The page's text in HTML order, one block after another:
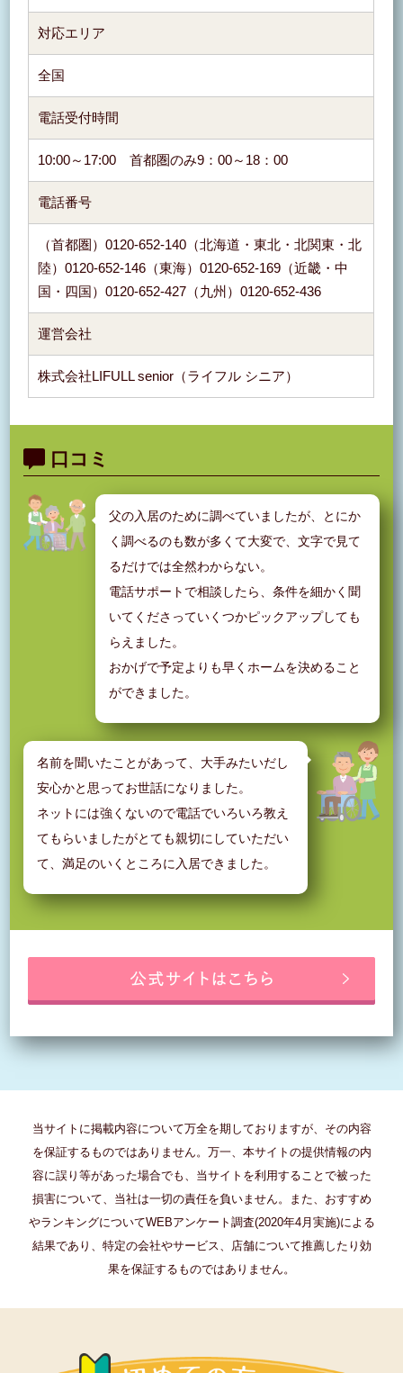
対応エリア
全国
電話受付時間
10:00～17:00 首都圏のみ9：00～18：00
電話番号
（首都圏）0120-652-140（北海道・東北・北関東・北
陸）0120-652-146（東海）0120-652-169（近畿・中
国・四国）0120-652-427（九州）0120-652-436
運営会社
株式会社LIFULL senior（ライフル シニア）
口コミ
父の入居のために調べていましたが、とにか
く調べるのも数が多くて大変で、文字で見て
るだけでは全然わからない。
電話サポートで相談したら、条件を細かく聞
いてくださっていくつかピックアップしても
らえました。
おかげで予定よりも早くホームを決めること
ができました。
名前を聞いたことがあって、大手みたいだし
安心かと思ってお世話になりました。
ネットには強くないので電話でいろいろ教え
てもらいましたがとても親切にしていただい
て、満足のいくところに入居できました。
当サイトに掲載内容について万全を期しておりますが、その内容
を保証するものではありません。万一、本サイトの提供情報の内
容に誤り等があった場合でも、当サイトを利用することで被った
損害について、当社は一切の責任を負いません。また、おすすめ
やランキングについてWEBアンケート調査(2020年4月実施)による
結果であり、特定の会社やサービス、店舗について推薦したり効
果を保証するものではありません。